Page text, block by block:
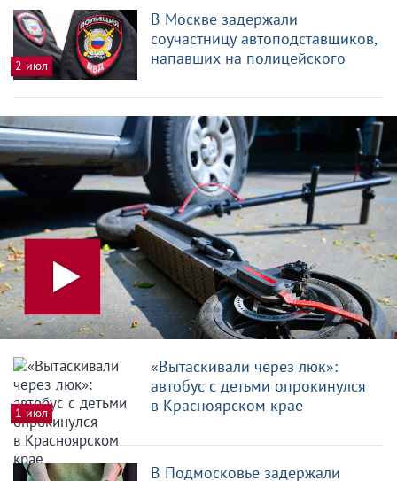
2 июл
В Москве задержали
соучастницу автоподставщиков,
напавших на полицейского
1 июл
«Вытаскивали через люк»:
автобус с детьми опрокинулся
в Красноярском крае
В Подмосковье задержали